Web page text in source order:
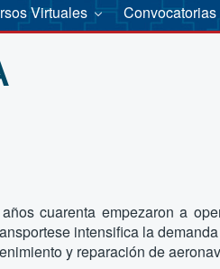
Virtuales Convocatorias
cuarenta empezaron a
intensifica la
y reparación de